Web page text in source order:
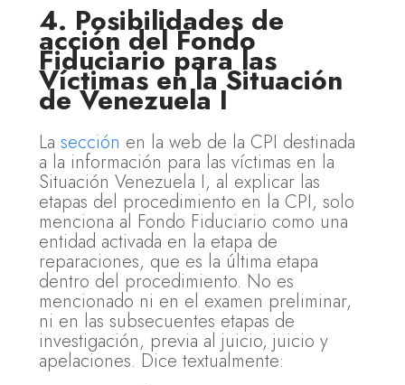
4. Posibilidades de
acción del Fondo
Fiduciario para las
Víctimas en la Situación
de Venezuela I
La sección en la web de la CPI destinada
a la información para las víctimas en la
Situación Venezuela I, al explicar las
etapas del procedimiento en la CPI, solo
menciona al Fondo Fiduciario como una
entidad activada en la etapa de
reparaciones, que es la última etapa
dentro del procedimiento. No es
mencionado ni en el examen preliminar,
ni en las subsecuentes etapas de
investigación, previa al juicio, juicio y
apelaciones. Dice textualmente: